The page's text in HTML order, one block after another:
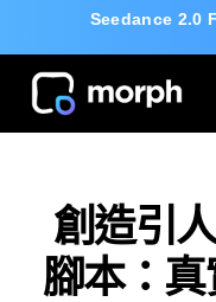
Seedance 2.0
創造引
腳本：